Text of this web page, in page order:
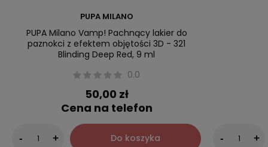
PUPA MILANO
PUPA Milano Vamp! Pachnący lakier do
paznokci z efektem objętości 3D - 321
Blinding Deep Red, 9 ml
0.0
50,00 zł
Cena na telefon
- + Do koszyka - +